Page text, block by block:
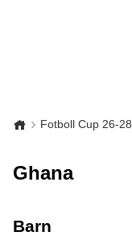
Fotboll Cup 26-28
Ghana
Barn